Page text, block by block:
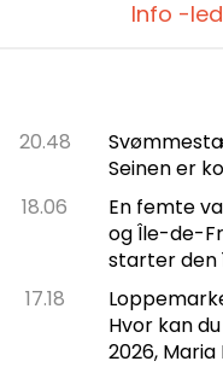
Info -
20.48
Seinen er
18.06
En femte
og Île-de-
starter den
17.18
Hvor kan
2026,